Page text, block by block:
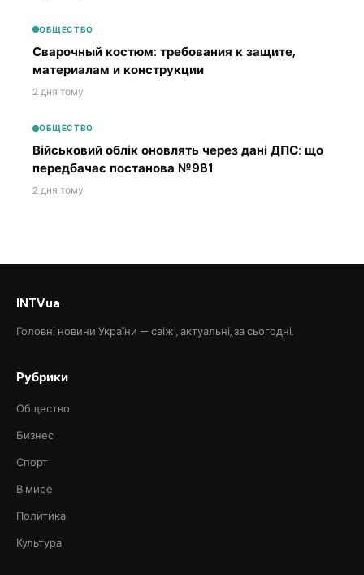
ОБЩЕСТВО
Сварочный костюм: требования к защите,
материалам и конструкции
2 дня тому
ОБЩЕСТВО
Військовий облік оновлять через дані ДПС: що
передбачає постанова №981
2 дня тому
INTVua
Головні новини України — свіжі, актуальні, за сьогодні.
Рубрики
Общество
Бизнес
Спорт
В мире
Политика
Культура